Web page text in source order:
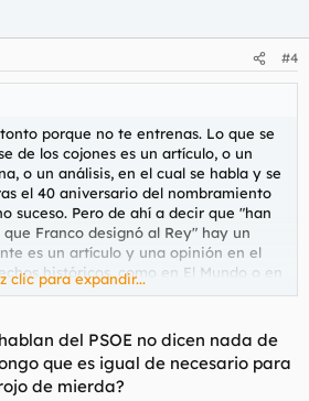
#4
porque no te entrenas. Lo que se
de los cojones es un artículo, o un
o un análisis, en el cual se habla y se
el 40 aniversario del nombramiento
suceso. Pero de ahí a decir que "han
Franco designó al Rey" hay un
es un artículo y una opinión en el
históricos, como en El Mundo o en
pueden, yo que sé, abrir una columna
surge esa historia.
te tires por la ventana y eres capaz
clic para expandir...
del PSOE no dicen nada de
que es igual de necesario para
de mierda?